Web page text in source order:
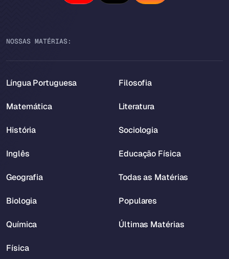
NOSSAS MATÉRIAS:
Língua Portuguesa
Matemática
História
Inglês
Geografia
Biologia
Química
Física
Filosofia
Literatura
Sociologia
Educação Física
Todas as Matérias
Populares
Últimas Matérias